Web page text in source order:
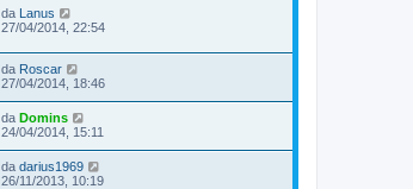
da
Lanus
27/04/2014, 22:54
da Roscar
27/04/2014, 18:46
da Domins
24/04/2014, 15:11
da darius1969
26/11/2013, 10:19